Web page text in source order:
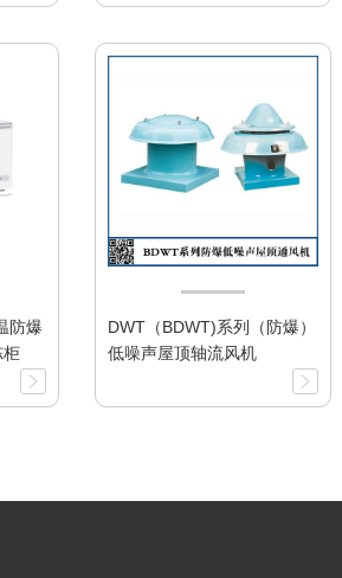
防爆
柜
DWT（BDWT)系列（防爆）
低噪声屋顶轴流风机